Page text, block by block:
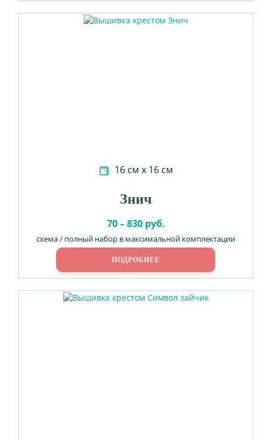
16 см х 16 см
Знич
70 – 830 руб.
схема / полный набор в максимальной комплектации
ПОДРОБНЕЕ